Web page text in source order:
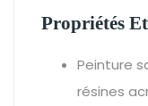
Propriétés
Peinture
résines